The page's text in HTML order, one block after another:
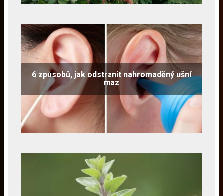
6 způsobů, jak odstranit nahromaděný ušní
maz